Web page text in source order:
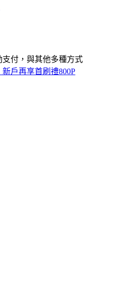
付，與其他多種方式
新戶再享首刷禮800P